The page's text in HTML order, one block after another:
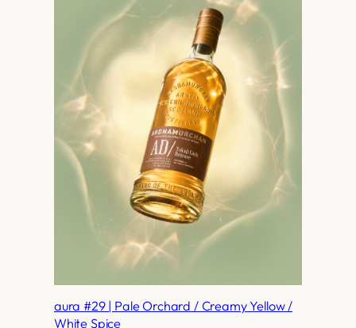
aura #29 | Pale Orchard / Creamy Yellow /
White Spice